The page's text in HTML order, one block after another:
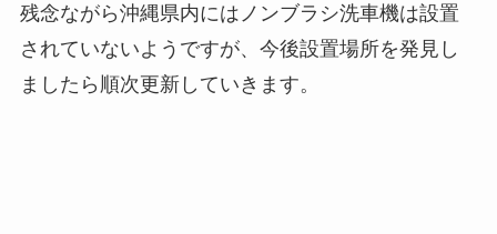
残念ながら沖縄県内にはノンブラシ洗車機は設置
されていないようですが、今後設置場所を発見し
ましたら順次更新していきます。